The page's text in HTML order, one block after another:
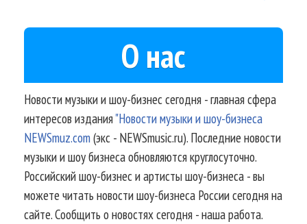
О нас
Новости музыки и шоу-бизнес сегодня - главная сфера
интересов издания"Новости музыки и шоу-бизнеса
NEWSmuz.com(экс - NEWSmusic.ru). Последние новости
музыки и шоу бизнеса обновляются круглосуточно.
Российский шоу-бизнес и артисты шоу-бизнеса - вы
можете читать новости шоу-бизнеса России сегодня на
сайте. Сообщить о новостях сегодня - наша работа.